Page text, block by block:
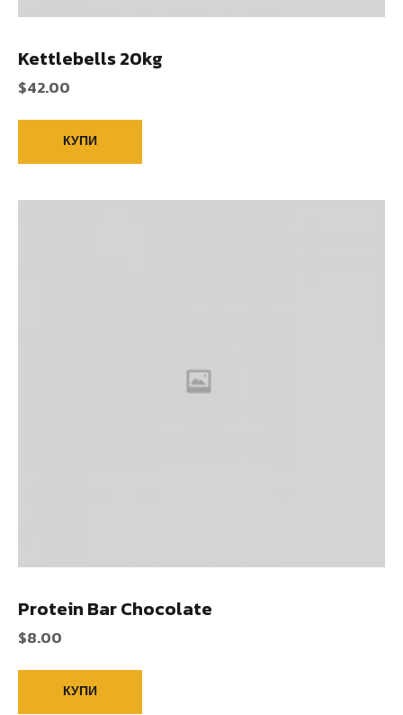
Kettlebells 20kg
$42.00
КУПИ
Protein Bar Chocolate
$8.00
КУПИ